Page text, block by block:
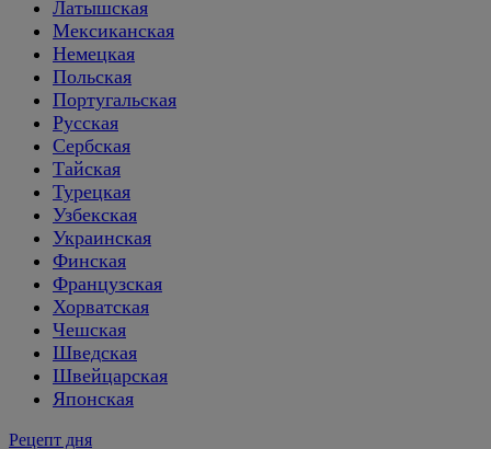
Латышская
Мексиканская
Немецкая
Польская
Португальская
Русская
Сербская
Тайская
Турецкая
Узбекская
Украинская
Финская
Французская
Хорватская
Чешская
Шведская
Швейцарская
Японская
Рецепт дня